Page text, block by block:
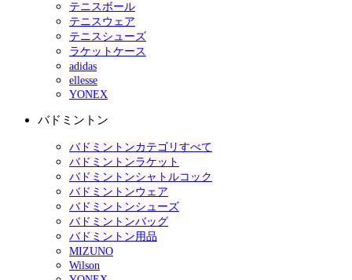
テニスボール
テニスウェア
テニスシューズ
ラケットケース
adidas
ellesse
YONEX
バドミントン
バドミントンカテゴリすべて
バドミントンラケット
バドミントンシャトルコック
バドミントンウェア
バドミントンシューズ
バドミントンバッグ
バドミントン用品
MIZUNO
Wilson